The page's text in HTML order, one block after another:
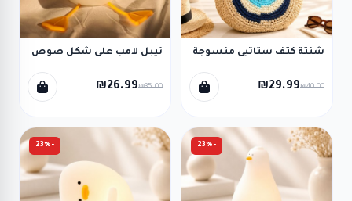
شنتة كتف ستاتيى منسوجة
₪29.99₪40.00
تيبل لامب على شكل صوص
₪26.99₪35.00
-23%
-23%